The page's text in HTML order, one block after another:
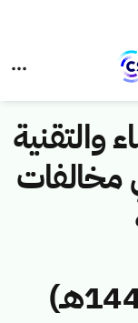
والتقنية
مخالفات
(461141192/ق/1446هـ)